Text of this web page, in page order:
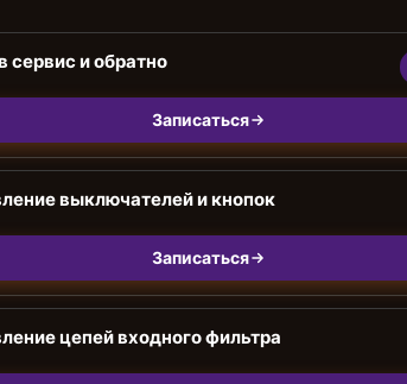
сервис и обратно
Записаться
выключателей и кнопок
Записаться
цепей входного фильтра